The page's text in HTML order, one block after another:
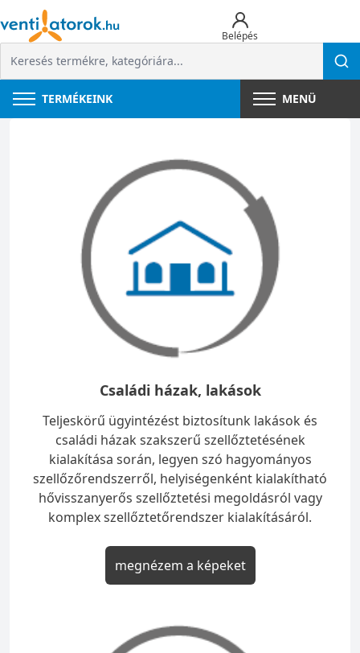
Belépés
TERMÉKEINK MENÜ
Családi házak, lakások
Teljeskörű ügyintézést biztosítunk lakások és
családi házak szakszerű szellőztetésének
kialakítása során, legyen szó hagyományos
szellőzőrendszerről, helyiségenként kialakítható
hővisszanyerős szellőztetési megoldásról vagy
komplex szellőztetőrendszer kialakításáról.
megnézem a képeket